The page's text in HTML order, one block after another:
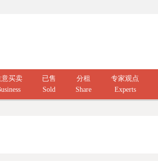
意买卖
已售
Sold
分租
Share
专家观点
Experts